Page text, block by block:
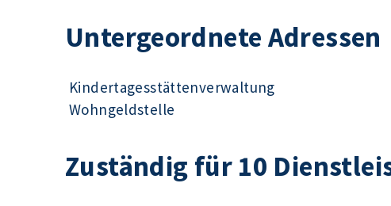
Untergeordnete Adressen
Kindertagesstättenverwaltung
Wohngeldstelle
Zuständig für 10